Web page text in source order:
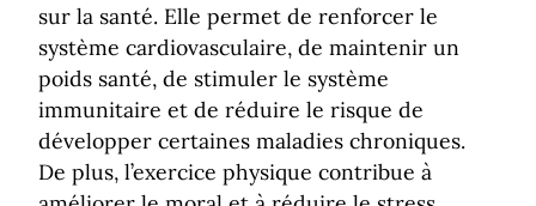
sur la santé. Elle permet de renforcer le
système cardiovasculaire, de maintenir un
poids santé, de stimuler le système
immunitaire et de réduire le risque de
développer certaines maladies chroniques.
De plus, l’exercice physique contribue à